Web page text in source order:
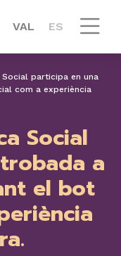
VAL ES
Social participa en una
com a experiència
Social
a
el bot